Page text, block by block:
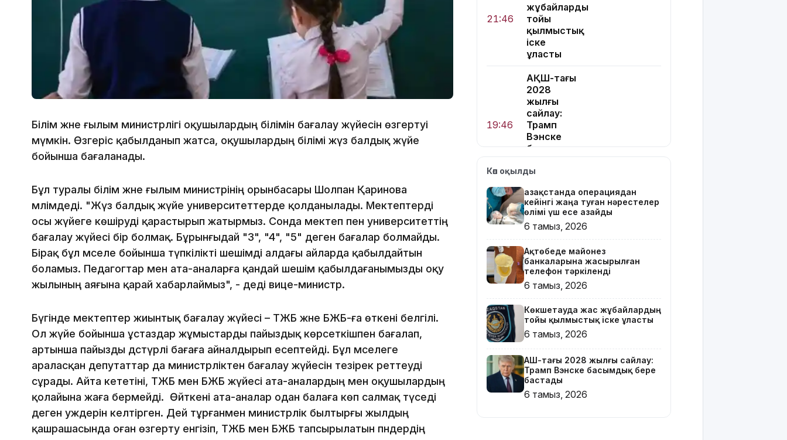
Білім және ғылым министрлігі оқушылардың білімін бағалау жүйесін өзгертуі
мүмкін. Өзгеріс қабылданып жатса, оқушылардың білімі жүз балдық жүйе
бойынша бағаланады.
Бұл туралы білім және ғылым министрінің орынбасары Шолпан Қаринова
мәлімдеді. "Жүз балдық жүйе университеттерде қолданылады. Мектептерді
осы жүйеге көшіруді қарастырып жатырмыз. Сонда мектеп пен университеттің
бағалау жүйесі бір болмақ. Бұрынғыдай "3", "4", "5" деген бағалар болмайды.
Бірақ бұл мәселе бойынша түпкілікті шешімді алдағы айларда қабылдайтын
боламыз. Педагогтар мен ата-аналарға қандай шешім қабылдағанымызды оқу
жылының аяғына қарай хабарлаймыз", - деді вице-министр.
Бүгінде мектептер жиынтық бағалау жүйесі – ТЖБ және БЖБ-ға өткені белгілі.
Ол жүйе бойынша ұстаздар жұмыстарды пайыздық көрсеткішпен бағалап,
артынша пайызды дәстүрлі бағаға айналдырып есептейді. Бұл мәселеге
араласқан депутаттар да министрліктен бағалау жүйесін тезірек реттеуді
сұрады. Айта кететіні, ТЖБ мен БЖБ жүйесі ата-аналардың мен оқушылардың
қолайына жаға бермейді. Өйткені ата-аналар одан балаға көп салмақ түседі
деген уәждерін келтірген. Дей тұрғанмен министрлік былтырғы жылдың
қашрашасында оған өзгерту енгізіп, ТЖБ мен БЖБ тапсырылатын пәндердің
21:46
жұбайлардың
тойы
қылмыстық
іске
ұласты
19:46
АҚШ-тағы
2028
жылғы
сайлау:
Трамп
Вэнске
басымдық
бастады
Онлайн-
казиноны
жарнамалаған
Қайсар
жылға
сотталуы
мүмкін
облысында
жылына 6
мың тонна
өндіретін
құс
фабрикасы
ашылды
Көп оқылды
Қазақстанда операциядан
кейінгі жаңа туған нәрестелер
өлімі үш есе азайды
6 тамыз, 2026
Ақтөбеде майонез
банкаларына жасырылған
телефон тәркіленді
6 тамыз, 2026
Көкшетауда жас жұбайлардың
тойы қылмыстық іске ұласты
6 тамыз, 2026
АҚШ-тағы 2028 жылғы сайлау:
Трамп Вэнске басымдық бере
бастады
6 тамыз, 2026